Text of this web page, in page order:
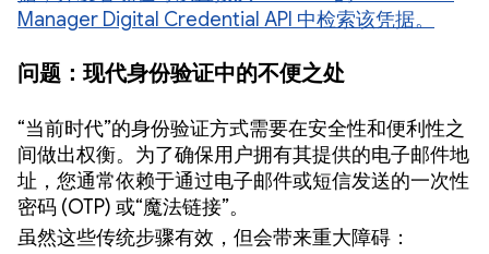
Manager Digital Credential API 中检索该凭据。
问题：现代身份验证中的不便之处
“当前时代”的身份验证方式需要在安全性和便利性之
间做出权衡。为了确保用户拥有其提供的电子邮件地
址，您通常依赖于通过电子邮件或短信发送的一次性
密码 (OTP) 或“魔法链接”。
虽然这些传统步骤有效，但会带来重大障碍：